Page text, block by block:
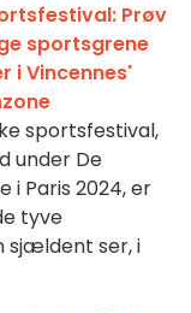
Prøv
sportsgrene
i Vincennes'
sportsfestival,
under De
i Paris 2024, er
tyve
sjældent ser, i